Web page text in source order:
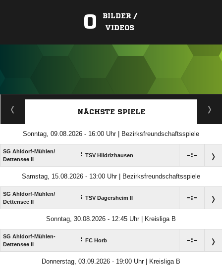
0
BILDER /
VIDEOS
ANZEIGE
NÄCHSTE SPIELE
Sonntag, 09.08.2026 - 16:00 Uhr | Bezirksfreundschaftsspiele
SG Ahldorf-Mühlen/​
Dettensee II
: TSV Hildrizhausen :
Samstag, 15.08.2026 - 13:00 Uhr | Bezirksfreundschaftsspiele
SG Ahldorf-Mühlen/​
Dettensee II
: TSV Dagersheim II :
Sonntag, 30.08.2026 - 12:45 Uhr | Kreisliga B
SG Ahldorf-Mühlen-
Dettensee II
: FC Horb :
Donnerstag, 03.09.2026 - 19:00 Uhr | Kreisliga B